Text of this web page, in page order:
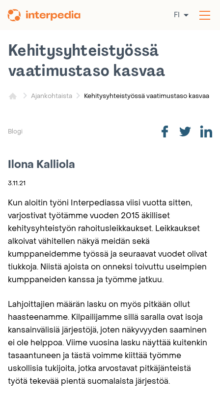
sisältöön
FI
Ajankohtaista Kehitysyhteis­työssä vaatimustaso kasvaa
Kehitysyhteis­työssä
vaatimustaso kasvaa
Blogi
Ilona Kalliola
3.11.21
Kun aloitin työni Interpediassa viisi vuotta sitten,
varjostivat työtämme vuoden 2015 äkilliset
kehitysyhteistyön rahoitusleikkaukset. Leikkaukset
alkoivat vähitellen näkyä meidän sekä
kumppaneidemme työssä ja seuraavat vuodet olivat
tiukkoja. Niistä ajoista on onneksi toivuttu useimpien
kumppaneiden kanssa ja työmme jatkuu.
Lahjoittajien määrän lasku on myös pitkään ollut
haasteenamme. Kilpailijamme sillä saralla ovat isoja
kansainvälisiä järjestöjä, joten näkyvyyden saaminen
ei ole helppoa. Viime vuosina lasku näyttää kuitenkin
tasaantuneen ja tästä voimme kiittää työmme
uskollisia tukijoita, jotka arvostavat pitkäjänteistä
työtä tekevää pientä suomalaista järjestöä.